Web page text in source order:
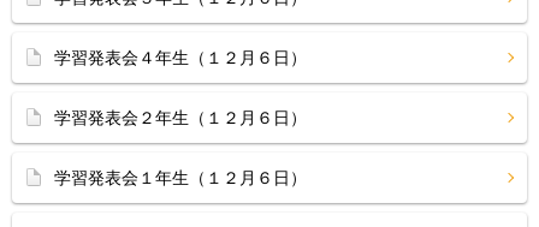
学習発表会４年生（１２月６日）
学習発表会２年生（１２月６日）
学習発表会１年生（１２月６日）